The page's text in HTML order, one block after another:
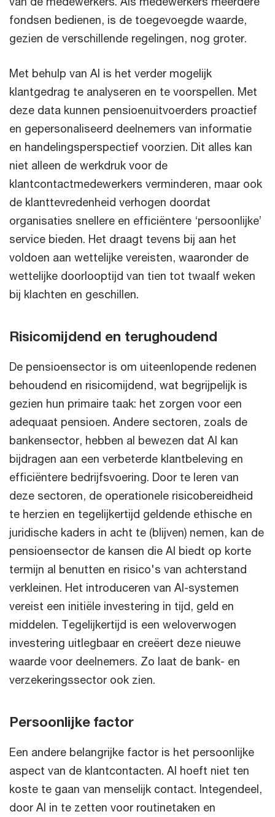
fondsen bedienen, is de toegevoegde waarde,
gezien de verschillende regelingen, nog groter.
Met behulp van AI is het verder mogelijk
klantgedrag te analyseren en te voorspellen. Met
deze data kunnen pensioenuitvoerders proactief
en gepersonaliseerd deelnemers van informatie
en handelingsperspectief voorzien. Dit alles kan
niet alleen de werkdruk voor de
klantcontactmedewerkers verminderen, maar ook
de klanttevredenheid verhogen doordat
organisaties snellere en efficiëntere ‘persoonlijke’
service bieden. Het draagt tevens bij aan het
voldoen aan wettelijke vereisten, waaronder de
wettelijke doorlooptijd van tien tot twaalf weken
bij klachten en geschillen.
Risicomijdend en terughoudend
De pensioensector is om uiteenlopende redenen
behoudend en risicomijdend, wat begrijpelijk is
gezien hun primaire taak: het zorgen voor een
adequaat pensioen. Andere sectoren, zoals de
bankensector, hebben al bewezen dat AI kan
bijdragen aan een verbeterde klantbeleving en
efficiëntere bedrijfsvoering. Door te leren van
deze sectoren, de operationele risicobereidheid
te herzien en tegelijkertijd geldende ethische en
juridische kaders in acht te (blijven) nemen, kan de
pensioensector de kansen die AI biedt op korte
termijn al benutten en risico's van achterstand
verkleinen. Het introduceren van AI-systemen
vereist een initiële investering in tijd, geld en
middelen. Tegelijkertijd is een weloverwogen
investering uitlegbaar en creëert deze nieuwe
waarde voor deelnemers. Zo laat de bank- en
verzekeringssector ook zien.
Persoonlijke factor
Een andere belangrijke factor is het persoonlijke
aspect van de klantcontacten. AI hoeft niet ten
koste te gaan van menselijk contact. Integendeel,
door AI in te zetten voor routinetaken en